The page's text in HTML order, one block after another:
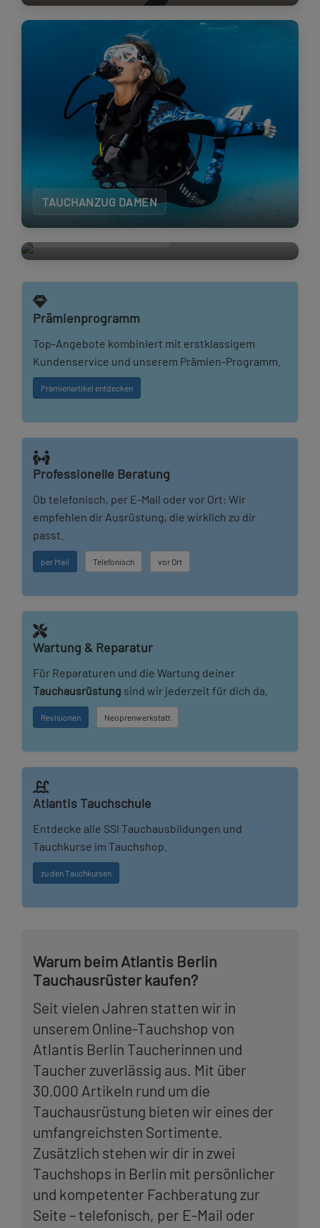
TAUCHANZUG DAMEN
Prämienprogramm
Top-Angebote kombiniert mit erstklassigem
Kundenservice und unserem Prämien-Programm.
Prämienartikel entdecken
Professionelle Beratung
Ob telefonisch, per E-Mail oder vor Ort: Wir
empfehlen dir Ausrüstung, die wirklich zu dir
passt.
per Mail Telefonisch vor Ort
Wartung & Reparatur
Für Reparaturen und die Wartung deiner
Tauchausrüstung sind wir jederzeit für dich da.
Revisionen Neoprenwerkstatt
Atlantis Tauchschule
Entdecke alle SSI Tauchausbildungen und
Tauchkurse im Tauchshop.
zu den Tauchkursen
Warum beim Atlantis Berlin
Tauchausrüster kaufen?
Seit vielen Jahren statten wir in
unserem Online-Tauchshop von
Atlantis Berlin Taucherinnen und
Taucher zuverlässig aus. Mit über
30.000 Artikeln rund um die
Tauchausrüstung bieten wir eines der
umfangreichsten Sortimente.
Zusätzlich stehen wir dir in zwei
Tauchshops in Berlin mit persönlicher
und kompetenter Fachberatung zur
Seite – telefonisch, per E-Mail oder